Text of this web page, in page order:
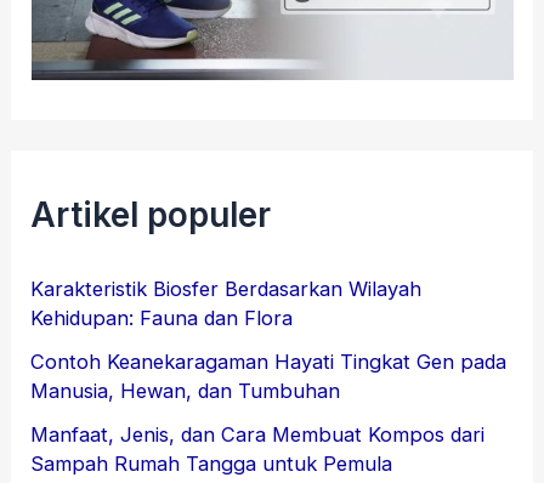
Artikel populer
Karakteristik Biosfer Berdasarkan Wilayah
Kehidupan: Fauna dan Flora
Contoh Keanekaragaman Hayati Tingkat Gen pada
Manusia, Hewan, dan Tumbuhan
Manfaat, Jenis, dan Cara Membuat Kompos dari
Sampah Rumah Tangga untuk Pemula